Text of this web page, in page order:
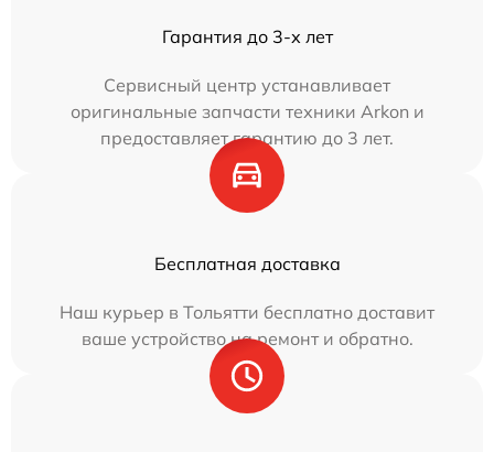
Гарантия до 3-х лет
Сервисный центр устанавливает
оригинальные запчасти техники Arkon и
предоставляет гарантию до 3 лет.
Бесплатная доставка
Наш курьер в Тольятти бесплатно доставит
ваше устройство на ремонт и обратно.